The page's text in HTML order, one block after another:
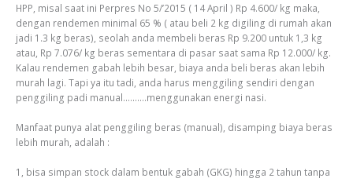
HPP, misal saat ini Perpres No 5/’2015 ( 14 April ) Rp 4.600/ kg maka,
dengan rendemen minimal 65 % ( atau beli 2 kg digiling di rumah akan
jadi 1.3 kg beras), seolah anda membeli beras Rp 9.200 untuk 1,3 kg
atau, Rp 7.076/ kg beras sementara di pasar saat sama Rp 12.000/ kg.
Kalau rendemen gabah lebih besar, biaya anda beli beras akan lebih
murah lagi. Tapi ya itu tadi, anda harus menggiling sendiri dengan
penggiling padi manual……….menggunakan energi nasi.
Manfaat punya alat penggiling beras (manual), disamping biaya beras
lebih murah, adalah :
1, bisa simpan stock dalam bentuk gabah (GKG) hingga 2 tahun tanpa